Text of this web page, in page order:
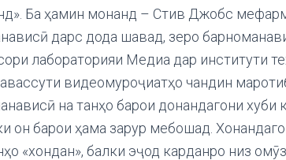
Ба ҳамин монанд – Стив Джобс
дарс дода шавад, зеро
лабораторияи Медиа дар институти
видеомуроҷиатҳо чандин
на танҳо барои донандагони
он барои ҳама зарур мебошад.
«хондан», балки эҷод карданро низ